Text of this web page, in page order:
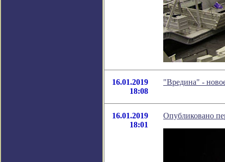
16.01.2019
18:08
"Вредина" -
16.01.2019
18:01
Опубликовано